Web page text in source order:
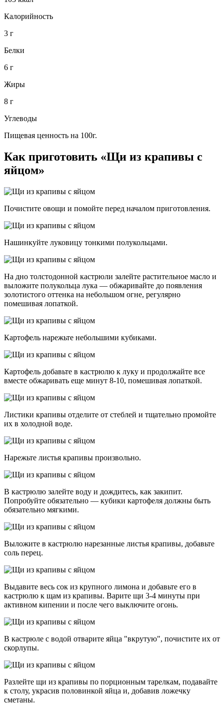
Калорийность
3 г
Белки
6 г
Жиры
8 г
Углеводы
Пищевая ценность на 100г.
Как приготовить «Щи из крапивы с
яйцом»
Почистите овощи и помойте перед началом приготовления.
Нашинкуйте луковицу тонкими полукольцами.
На дно толстодонной кастрюли залейте растительное масло и
выложите полукольца лука — обжаривайте до появления
золотистого оттенка на небольшом огне, регулярно
помешивая лопаткой.
Картофель нарежьте небольшими кубиками.
Картофель добавьте в кастрюлю к луку и продолжайте все
вместе обжаривать еще минут 8-10, помешивая лопаткой.
Листики крапивы отделите от стеблей и тщательно промойте
их в холодной воде.
Нарежьте листья крапивы произвольно.
В кастрюлю залейте воду и дождитесь, как закипит.
Попробуйте обязательно — кубики картофеля должны быть
обязательно мягкими.
Выложите в кастрюлю нарезанные листья крапивы, добавьте
соль перец.
Выдавите весь сок из крупного лимона и добавьте его в
кастрюлю к щам из крапивы. Варите щи 3-4 минуты при
активном кипении и после чего выключите огонь.
В кастрюле с водой отварите яйца "вкрутую", почистите их от
скорлупы.
Разлейте щи из крапивы по порционным тарелкам, подавайте
к столу, украсив половинкой яйца и, добавив ложечку
сметаны.